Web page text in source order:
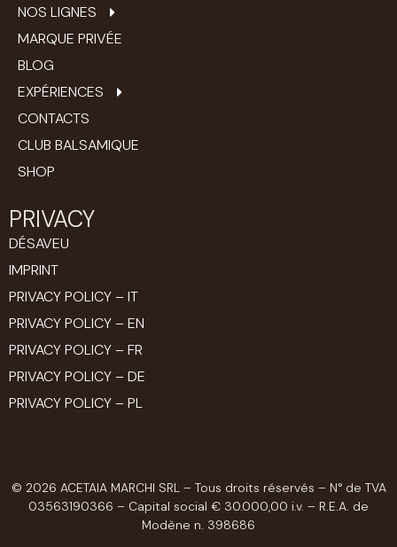
NOS LIGNES
MARQUE PRIVÉE
BLOG
EXPÉRIENCES
CONTACTS
CLUB BALSAMIQUE
SHOP
PRIVACY
DÉSAVEU
IMPRINT
PRIVACY POLICY – IT
PRIVACY POLICY – EN
PRIVACY POLICY – FR
PRIVACY POLICY – DE
PRIVACY POLICY – PL
© 2026 ACETAIA MARCHI SRL – Tous droits réservés – N° de TVA
03563190366 – Capital social € 30.000,00 i.v. – R.E.A. de
Modène n. 398686